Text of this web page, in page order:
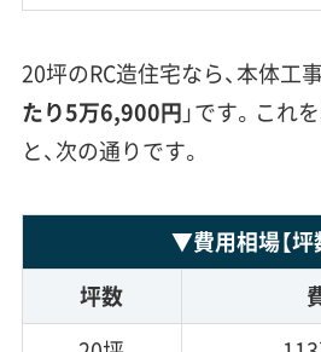
20坪のRC造住宅なら、本体工
たり5万6,900円」です。これ
と、次の通りです。
▼費用相場【坪
坪数